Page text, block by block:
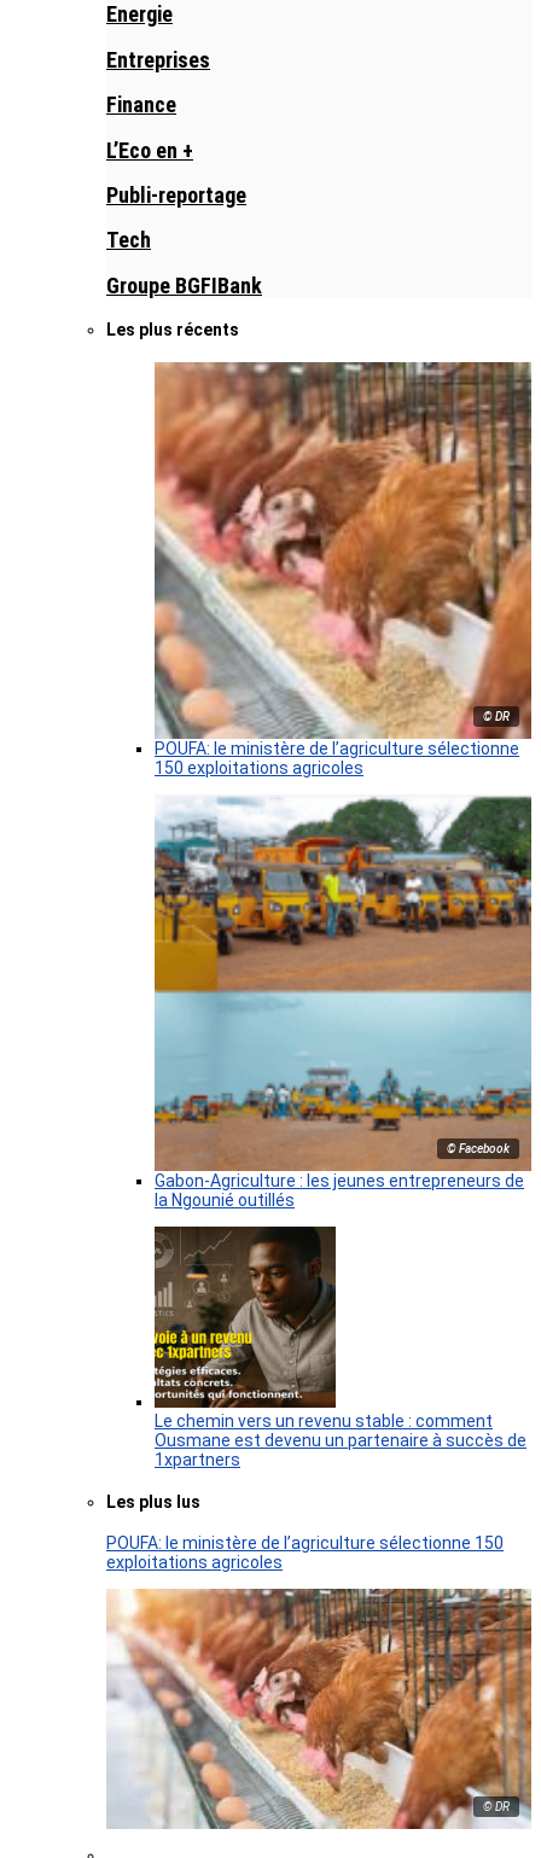
Energie
Entreprises
Finance
L’Eco en +
Publi-reportage
Tech
Groupe BGFIBank
Les plus récents
© DR
POUFA: le ministère de l’agriculture sélectionne
150 exploitations agricoles
© Facebook
Gabon-Agriculture : les jeunes entrepreneurs de
la Ngounié outillés
Le chemin vers un revenu stable : comment
Ousmane est devenu un partenaire à succès de
1xpartners
Les plus lus
POUFA: le ministère de l’agriculture sélectionne 150
exploitations agricoles
© DR